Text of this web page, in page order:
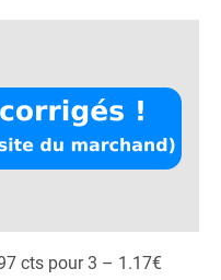
cts pour 3 – 1.17€